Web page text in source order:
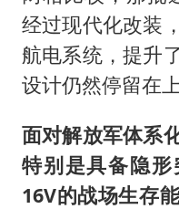
经过现代化改装
航电系统，提升
设计仍然停留在
面对解放军体系
特别是具备隐
16V的战场生存